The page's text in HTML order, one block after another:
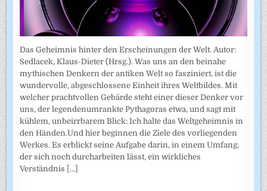
Das Geheimnis hinter den Erscheinungen der Welt. Autor:
Sedlacek, Klaus-Dieter (Hrsg.). Was uns an den beinahe
mythischen Denkern der antiken Welt so fasziniert, ist die
wundervolle, abgeschlossene Einheit ihres Weltbildes. Mit
welcher prachtvollen Gebärde steht einer dieser Denker vor
uns, der legendenumrankte Pythagoras etwa, und sagt mit
kühlem, unbeirrbarem Blick: Ich halte das Weltgeheimnis in
den Händen.Und hier beginnen die Ziele des vorliegenden
Werkes. Es erblickt seine Aufgabe darin, in einem Umfang,
der sich noch durcharbeiten lässt, ein wirkliches
Verständnis [...]